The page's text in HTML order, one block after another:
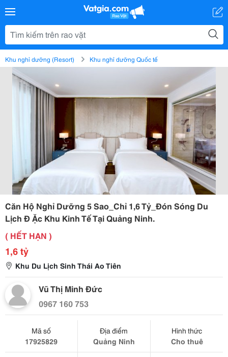
Khu nghỉ dưỡng (Resort) Khu nghỉ dưỡng Quốc tế
Căn Hộ Nghỉ Dưỡng 5 Sao_Chỉ 1,6 Tỷ_Đón Sóng Du
Lịch Đ Ặc Khu Kinh Tế Tại Quảng Ninh.
( HẾT HẠN )
1,6 tỷ
Khu Du Lịch Sinh Thái Ao Tiên
Vũ Thị Minh Đức
0967 160 753
Mã số
17925829
Địa điểm
Quảng Ninh
Hình thức
Cho thuê